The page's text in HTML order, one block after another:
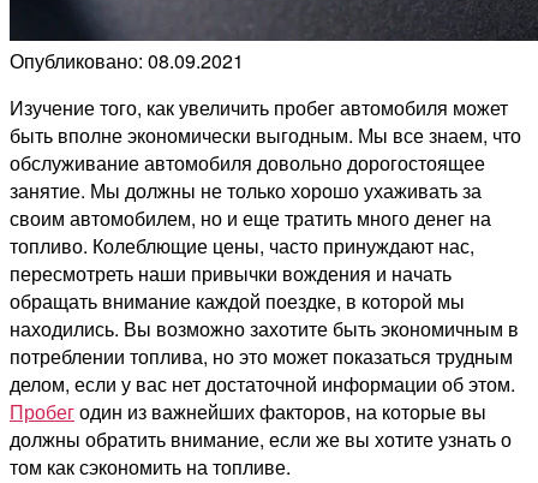
Опубликовано: 08.09.2021
Изучение того, как увеличить пробег автомобиля может
быть вполне экономически выгодным. Мы все знаем, что
обслуживание автомобиля довольно дорогостоящее
занятие. Мы должны не только хорошо ухаживать за
своим автомобилем, но и еще тратить много денег на
топливо. Колеблющие цены, часто принуждают нас,
пересмотреть наши привычки вождения и начать
обращать внимание каждой поездке, в которой мы
находились. Вы возможно захотите быть экономичным в
потреблении топлива, но это может показаться трудным
делом, если у вас нет достаточной информации об этом.
Пробегодин из важнейших факторов, на которые вы
должны обратить внимание, если же вы хотите узнать о
том как сэкономить на топливе.